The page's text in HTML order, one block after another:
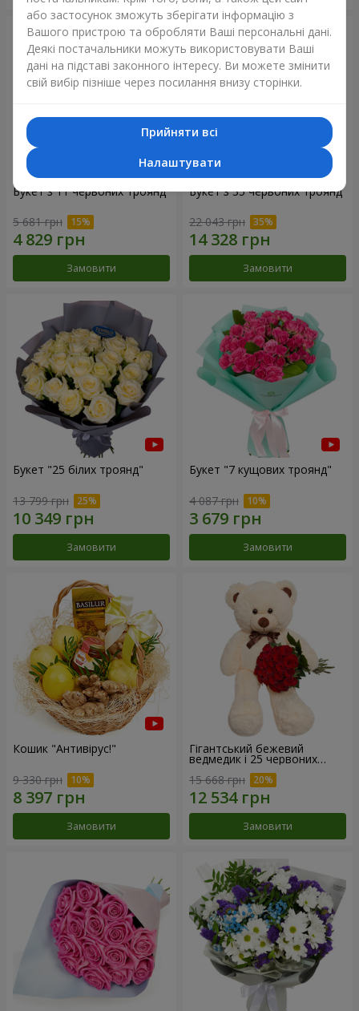
Букет з 11 червоних троянд
5 681 грн
Замовити
Букет з 35 червоних троянд
22 043 грн
Замовити
Букет "25 білих троянд"
13 799 грн
Замовити
Букет "7 кущових троянд"
4 087 грн
Замовити
Кошик "Антивірус!"
9 330 грн
Замовити
Гігантський бежевий
ведмедик і 25 червоних
троянд
15 668 грн
Замовити
або застосунок зможуть зберігати інформацію з
Вашого пристрою та обробляти Ваші персональні дані.
Деякі постачальники можуть використовувати Ваші
дані на підставі законного інтересу. Ви можете змінити
свій вибір пізніше через посилання внизу сторінки.
Прийняти всі
Налаштувати